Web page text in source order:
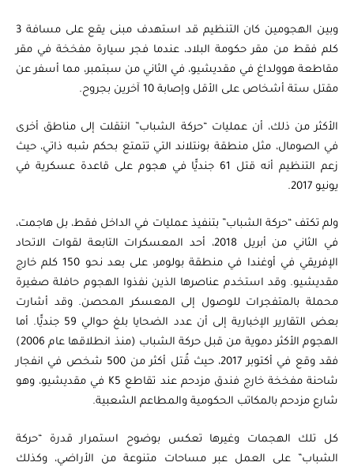
وبين الهجومين كان التنظيم قد استهدف مبنى يقع على مسافة 3
كلم فقط من مقر حكومة البلاد، عندما فجر سيارة مفخخة في مقر
مقاطعة هوولداغ في مقديشيو، في الثاني من سبتمبر، مما أسفر عن
مقتل ستة أشخاص على الأقل وإصابة 10 آخرين بجروح.
الأكثر من ذلك، أن عمليات “حركة الشباب” انتقلت إلى مناطق أخرى
في الصومال، مثل منطقة بونتلاند التي تتمتع بحكم شبه ذاتي، حيث
زعم التنظيم أنه قتل 61 جنديًّا في هجوم على قاعدة عسكرية في
يونيو 2017.
ولم تكتف “حركة الشباب” بتنفيذ عمليات في الداخل فقط، بل هاجمت،
في الثاني من أبريل 2018، أحد المعسكرات التابعة لقوات الاتحاد
الإفريقي في أوغندا في منطقة بولومر، على بعد نحو 150 كلم خارج
مقديشيو. وقد استخدم عناصرها الذين نفذوا الهجوم حافلة صغيرة
محملة بالمتفجرات للوصول إلى المعسكر المحصن. وقد أشارت
بعض التقارير الإخبارية إلى أن عدد الضحايا بلغ حوالي 59 جنديًّا. أما
الهجوم الأكثر دموية من قبل حركة الشباب (منذ انطلاقها عام 2006)
فقد وقع في أكتوبر 2017، حيث قُتل أكثر من 500 شخص في انفجار
شاحنة مفخخة خارج فندق مزدحم عند تقاطع K5 في مقديشيو، وهو
شارع مزدحم بالمكاتب الحكومية والمطاعم الشعبية.
كل تلك الهجمات وغيرها تعكس بوضوح استمرار قدرة “حركة
الشباب” على العمل عبر مساحات متنوعة من الأراضي، وكذلك